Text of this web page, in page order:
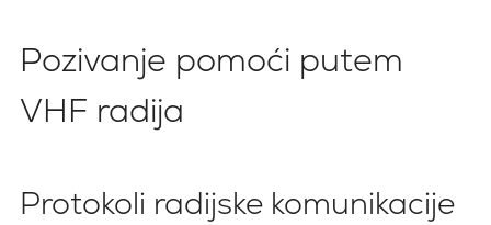
Pozivanje pomoći putem
VHF radija
Protokoli radijske komunikacije